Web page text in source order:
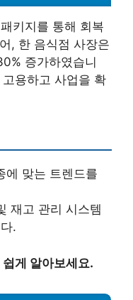
키지를 통해 회복
, 한 음식점 사장은
증가하였습니
용하고 사업을 확
에 맞는 트렌드를
재고 관리 시스템
.
게 알아보세요.